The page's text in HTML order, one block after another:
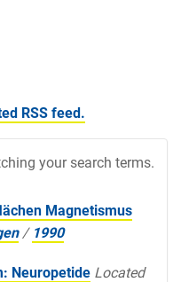
RSS feed.
your search terms.
date (newest first)
Magnetismus
/ 1990
Neuropetide Located